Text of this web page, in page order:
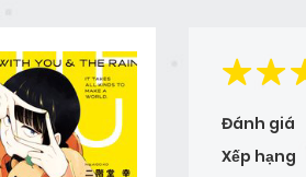
Đánh giá
Xếp hạng